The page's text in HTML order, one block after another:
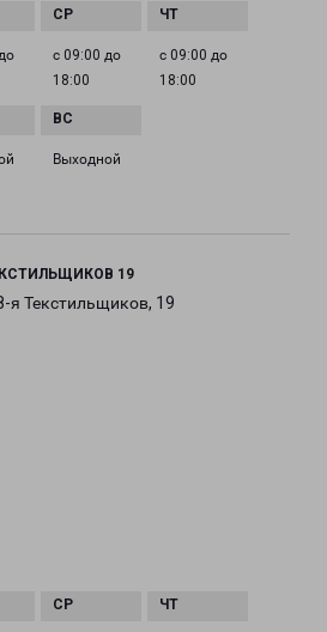
с 09:00 до
18:00
с 09:00 до
18:00
Выходной
19
я Текстильщиков, 19